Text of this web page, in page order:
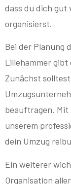
dass du dich
organisierst.
Bei der Planung
Lillehammer gibt
Zunächst
beauftragen. Mit
unserem
dein Umzug
Ein weiterer
Organisation